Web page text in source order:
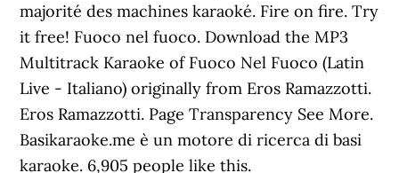
majorité des machines karaoké. Fire on fire. Try
it free! Fuoco nel fuoco. Download the MP3
Multitrack Karaoke of Fuoco Nel Fuoco (Latin
Live - Italiano) originally from Eros Ramazzotti.
Eros Ramazzotti. Page Transparency See More.
Basikaraoke.me è un motore di ricerca di basi
karaoke. 6,905 people like this.